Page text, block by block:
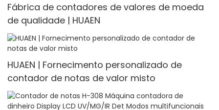
Fábrica de contadores de valores de moeda
de qualidade | HUAEN
HUAEN | Fornecimento personalizado de
contador de notas de valor misto